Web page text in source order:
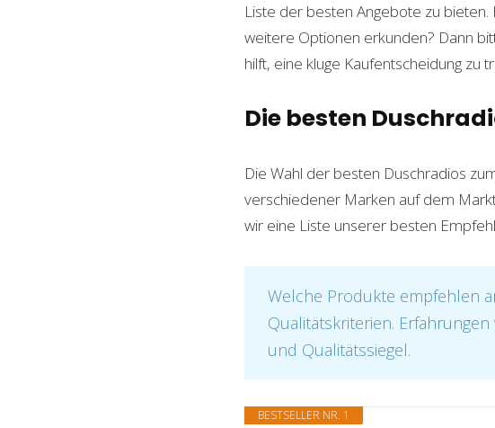
Liste der besten Angebote zu
weitere Optionen erkunden? Dann
hilft, eine kluge Kaufentscheidung zu
Die besten
Die Wahl der besten Duschradios
verschiedener Marken auf dem
wir eine Liste unserer besten
Welche Produkte empfehlen
Qualitätskriterien.
und Qualitätssiegel.
BESTSELLER NR. 1